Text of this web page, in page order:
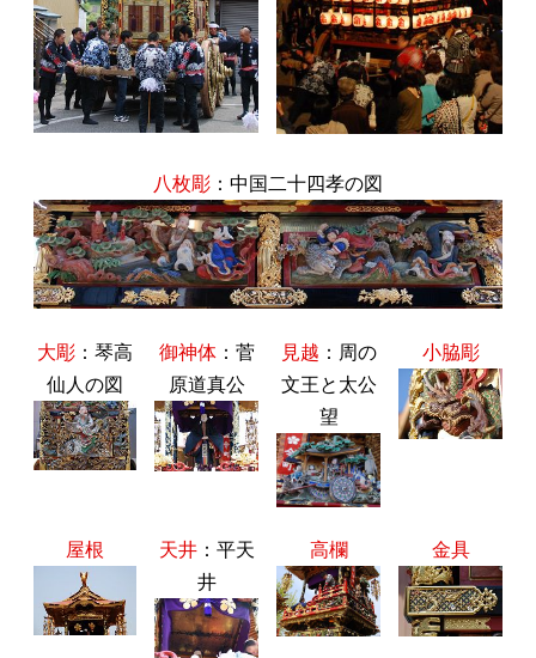
八枚彫 ：中国二十四孝の図
大彫 ：琴高
仙人の図
御神体：菅
原道真公
見越 ：周の
文王と太公
望
小脇彫
屋根 天井：平天
井
高欄 金具